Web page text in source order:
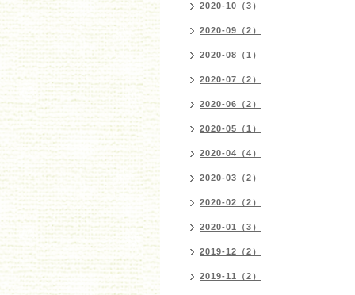
2020-10（3）
2020-09（2）
2020-08（1）
2020-07（2）
2020-06（2）
2020-05（1）
2020-04（4）
2020-03（2）
2020-02（2）
2020-01（3）
2019-12（2）
2019-11（2）